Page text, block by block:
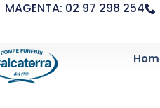
MAGENTA: 02 97 298 254